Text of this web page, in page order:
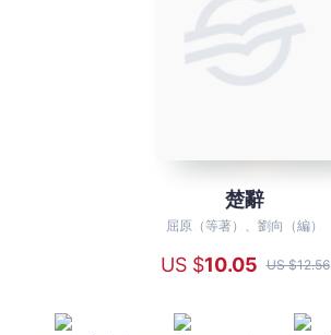
楚辭
屈原（等著）、劉向（編）
US $10.05 US $12.56